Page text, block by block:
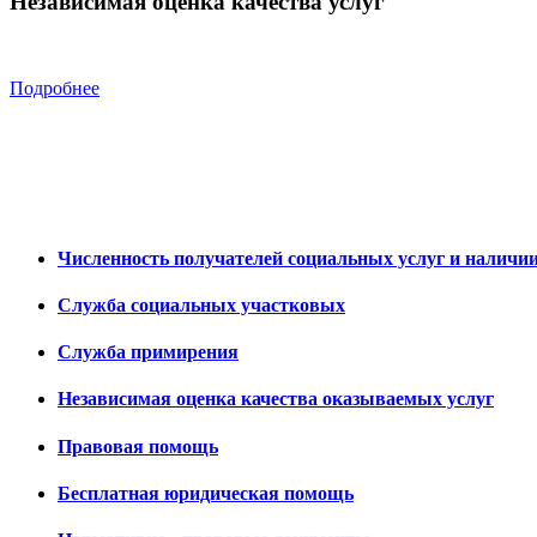
Подробнее
Численность получателей социальных услуг и
Служба социальных участковых
Служба примирения
Независимая оценка качества оказываемых услуг
Правовая помощь
Бесплатная юридическая помощь